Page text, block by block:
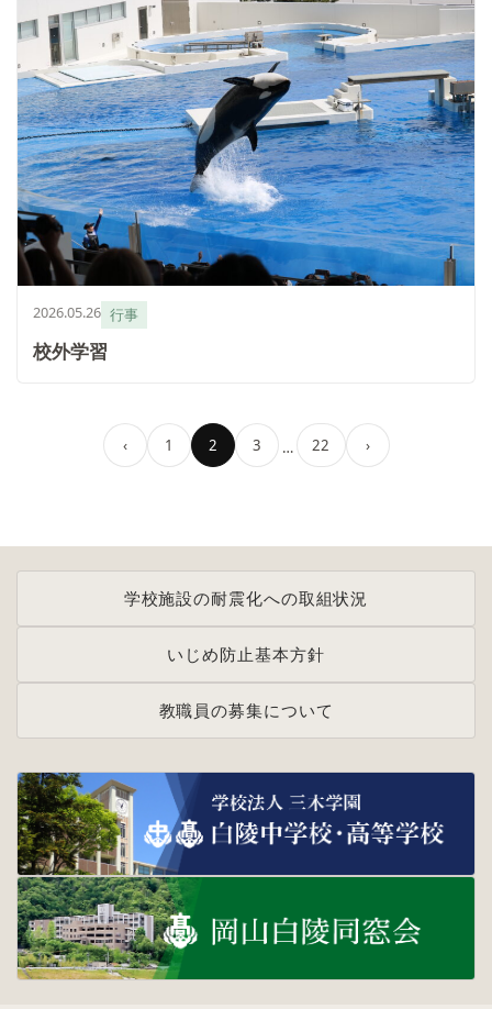
2026.05.26 行事
校外学習
‹ 1 2 3 … 22 ›
学校施設の耐震化への取組状況
いじめ防止基本方針
教職員の募集について